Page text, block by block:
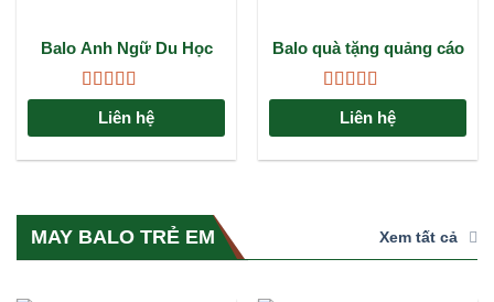
Balo Anh Ngữ Du Học
Set: Giải Pháp Đồng
Hành Hoàn Hảo Cho
Hành Trình Tri Thức
Được xếp
hạng4.675
sao
Liên hệ
Balo quà tặng quảng cáo
PUMA: Giải pháp
marketing đẳng cấp cho
doanh nghiệp
Được xếp
hạng4.675
sao
Liên hệ
MAY BALO TRẺ EM Xem tất cả